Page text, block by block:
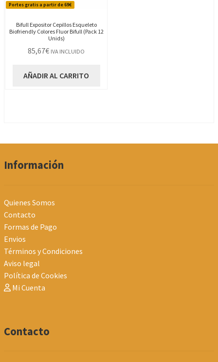
Portes gratis a partir de 69€
Bifull Expositor Cepillos Esqueleto
Biofriendly Colores Fluor Bifull (Pack 12
Unids)
85,67€ IVA INCLUIDO
AÑADIR AL CARRITO
Información
Quienes Somos
Contacto
Formas de Pago
Envios
Términos y Condiciones
Aviso legal
Política de Cookies
Mi Cuenta
Contacto